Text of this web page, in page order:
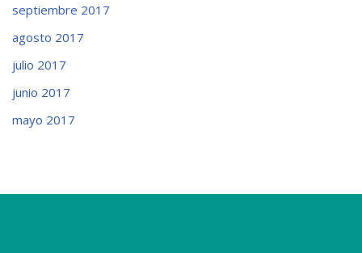
septiembre 2017
agosto 2017
julio 2017
junio 2017
mayo 2017